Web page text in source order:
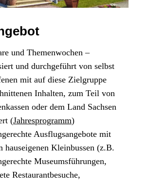
und Themenwochen –
und durchgeführt von selbst
mit auf diese Zielgruppe
Inhalten, zum Teil von
oder dem Land Sachsen
(Jahresprogramm)
Ausflugsangebote mit
hauseigenen Kleinbussen (z.B.
Museumsführungen,
Restaurantbesuche,